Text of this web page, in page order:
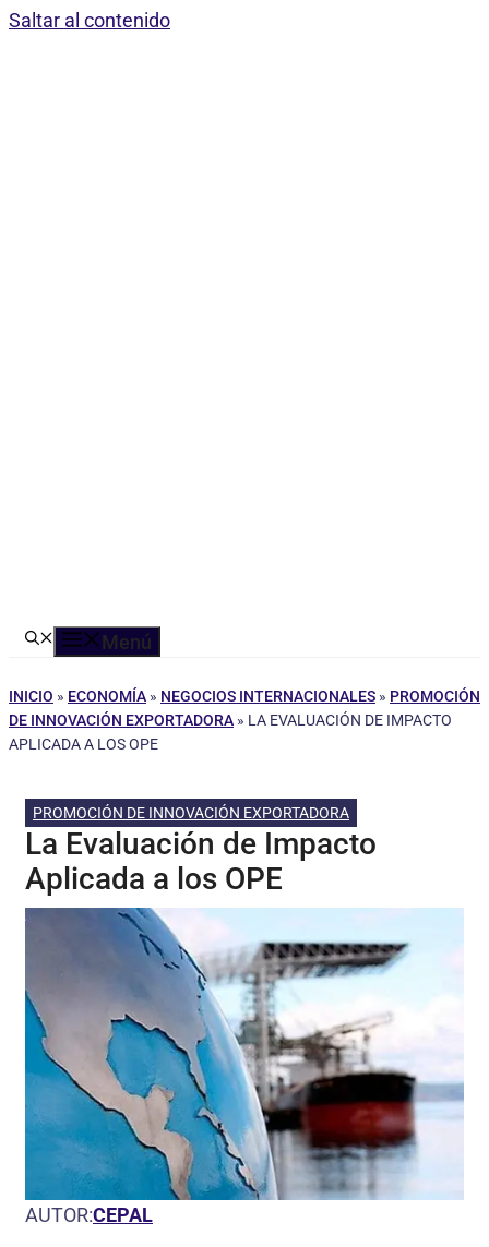
Saltar al contenido
Menú
INICIO » ECONOMÍA » NEGOCIOS INTERNACIONALES » PROMOCIÓN
DE INNOVACIÓN EXPORTADORA » LA EVALUACIÓN DE IMPACTO
APLICADA A LOS OPE
PROMOCIÓN DE INNOVACIÓN EXPORTADORA
La Evaluación de Impacto
Aplicada a los OPE
AUTOR:CEPAL